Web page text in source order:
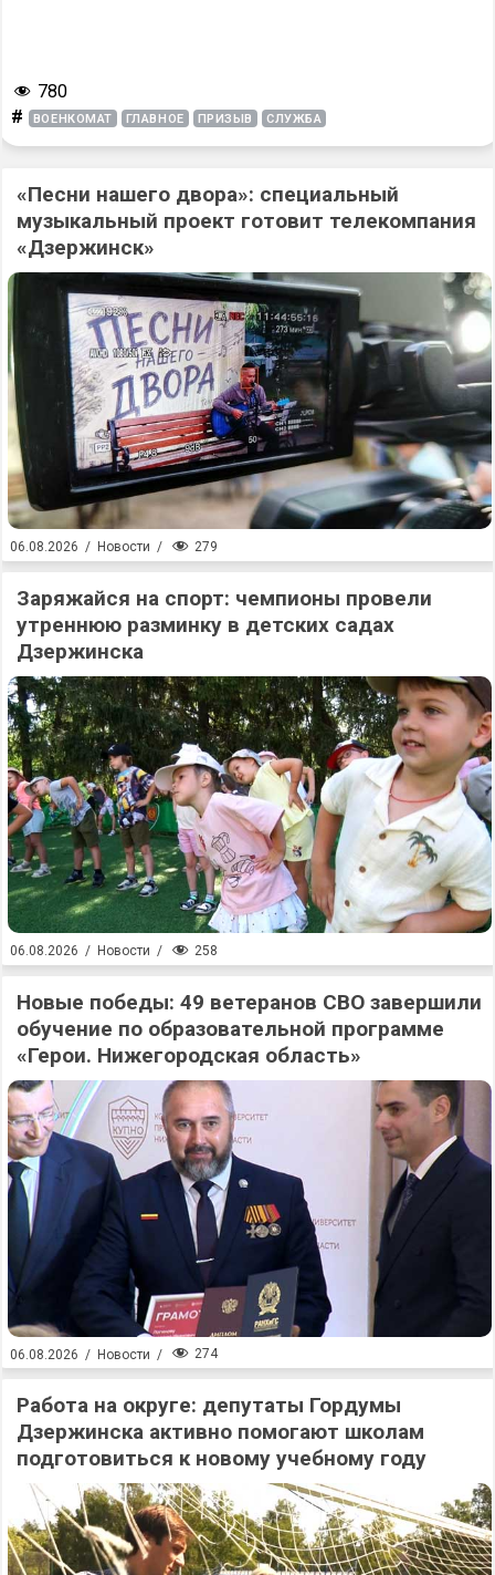
780
# ВОЕНКОМАТ ГЛАВНОЕ ПРИЗЫВ СЛУЖБА
«Песни нашего двора»: специальный
музыкальный проект готовит телекомпания
«Дзержинск»
06.08.2026 / Новости / 279
Заряжайся на спорт: чемпионы провели
утреннюю разминку в детских садах
Дзержинска
06.08.2026 / Новости / 258
Новые победы: 49 ветеранов СВО завершили
обучение по образовательной программе
«Герои. Нижегородская область»
06.08.2026 / Новости / 274
Работа на округе: депутаты Гордумы
Дзержинска активно помогают школам
подготовиться к новому учебному году